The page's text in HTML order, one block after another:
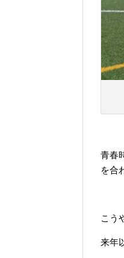
青春
を合
こう
来年